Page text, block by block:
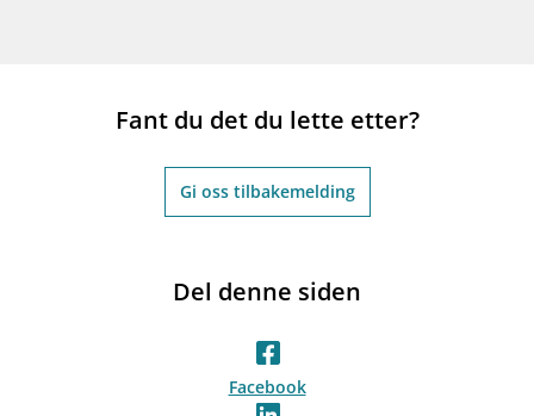
Fant du det du lette etter?
Gi oss tilbakemelding
Del denne siden
Facebook